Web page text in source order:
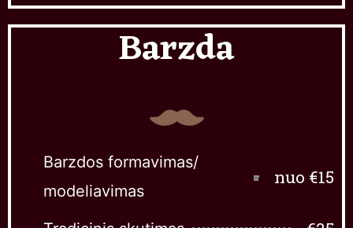
Barzda
Barzdos formavimas/
modeliavimas
nuo €15